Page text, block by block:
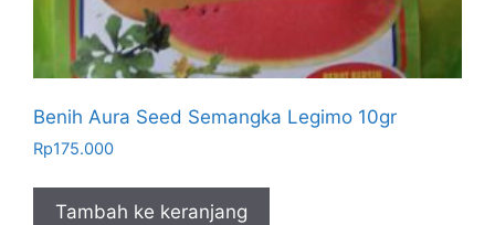
Benih Aura Seed Semangka Legimo 10gr
Rp175.000
Tambah ke keranjang